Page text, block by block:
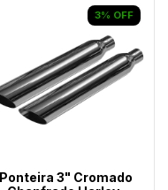
3% OFF
Ponteira 3" Cromado